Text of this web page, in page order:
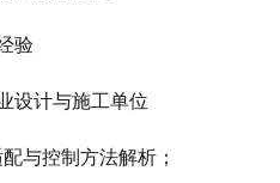
验
计与施工单位
控制方法解析；